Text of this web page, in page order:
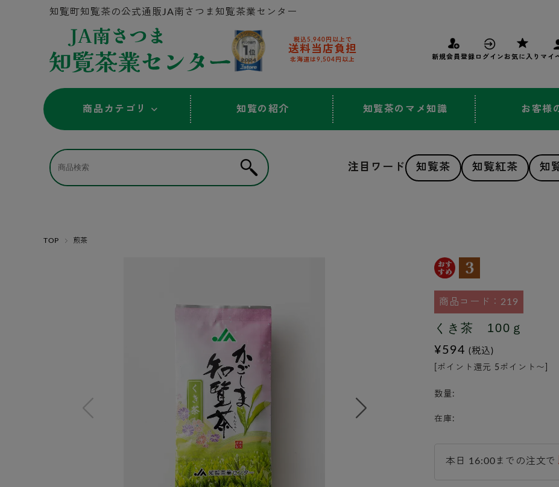
知覧町知覧茶の公式通販JA南さつま知覧茶業センター
税込5,940円以上で
送料当店負担
北海道は9,504円以上 新規会員登録 ログインお気に入り マイ
商品カテゴリ 知覧の紹介 知覧茶のマメ知識 お客様
注目ワード 知覧茶 知覧紅茶 知
TOP 煎茶
商品コード：219
くき茶 100ｇ
¥594 (税込)
[ポイント還元 5ポイント〜]
数量:
在庫:
本日 16:00までの注文で